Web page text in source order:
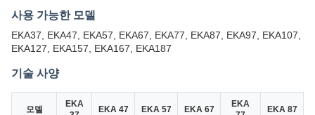
사용 가능한 모델
EKA37, EKA47, EKA57, EKA67, EKA77, EKA87, EKA97, EKA107,
EKA127, EKA157, EKA167, EKA187
기술 사양
모델
EKA
EKA 47 EKA 57 EKA 67
EKA
EKA 87